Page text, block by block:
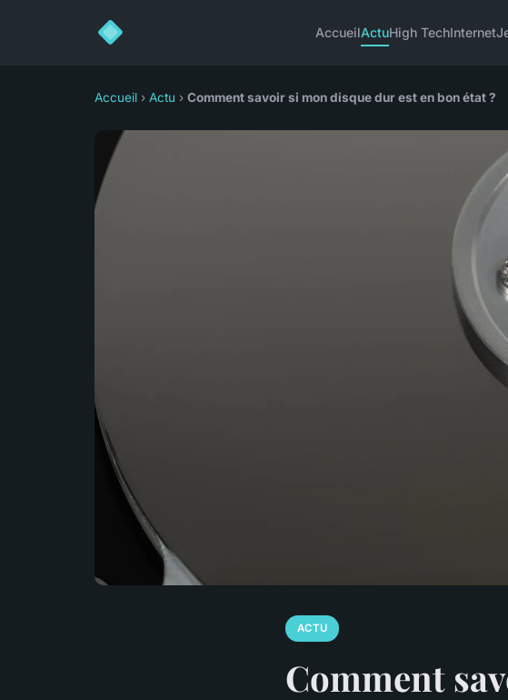
AccueilActuHigh TechInternet
Accueil › Actu › Comment savoir si mon disque dur est en bon état ?
ACTU
Comment